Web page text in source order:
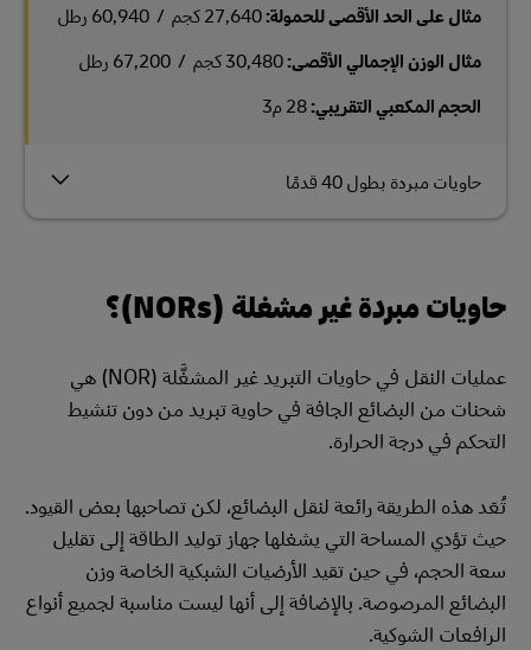
حاويات مبردة بطول 40 قدمًا
مثال على الحد الأقصى للحمولة:27,640 كجم / 60,940 رطل
مثال الوزن الإجمالي الأقصى:30,480 كجم / 67,200 رطل
الحجم المكعبي التقريبي:28 م3
حاويات مبردة غير مشغلة (NORs)؟
عمليات النقل في حاويات التبريد غير المشغَّلة (NOR) هي
شحنات من البضائع الجافة في حاوية تبريد من دون تنشيط
التحكم في درجة الحرارة.
تُعَد هذه الطريقة رائعة لنقل البضائع، لكن تصاحبها بعض القيود.
حيث تؤدي المساحة التي يشغلها جهاز توليد الطاقة إلى تقليل
سعة الحجم، في حين تقيد الأرضيات الشبكية الخاصة وزن
البضائع المرصوصة. بالإضافة إلى أنها ليست مناسبة لجميع أنواع
الرافعات الشوكية.